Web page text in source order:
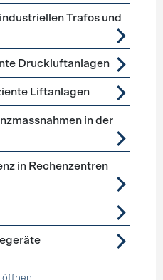
Trafos und
Druckluftanlagen
Liftanlagen
in der
in Rechenzentren
öffnen